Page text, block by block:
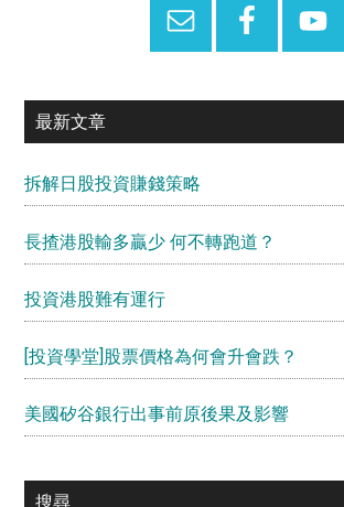
最新文章
拆解日股投資賺錢策略
長揸港股輸多贏少 何不轉跑道？
投資港股難有運行
[投資學堂]股票價格為何會升會跌？
美國矽谷銀行出事前原後果及影響
搜尋